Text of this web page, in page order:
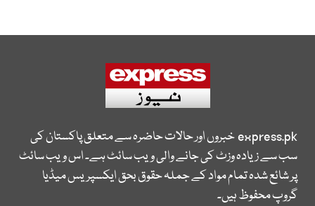
express.pkخبروں اور حالات حاضرہ سے متعلق پاکستان کی
سب سے زیادہ وزٹ کی جانے والی ویب سائٹ ہے۔ اس ویب سائٹ
پر شائع شدہ تمام مواد کے جملہ حقوق بحق ایکسپریس میڈیا
گروپ محفوظ ہیں۔